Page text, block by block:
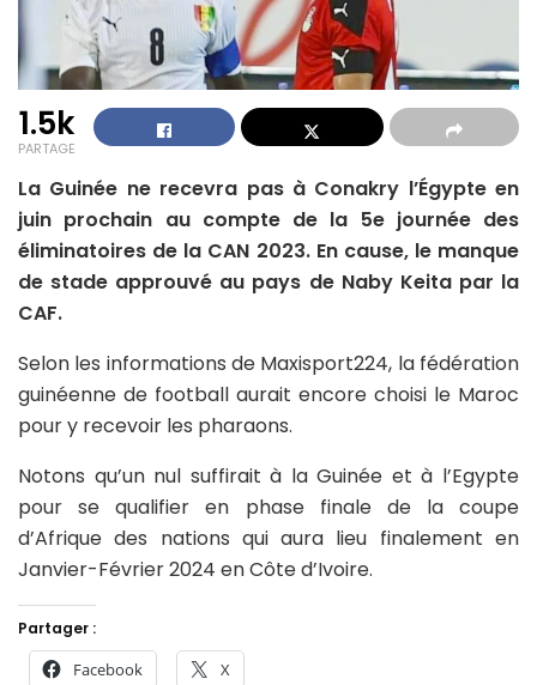
1.5k
PARTAGE
La Guinée ne recevra pas à Conakry l’Égypte en
juin prochain au compte de la 5e journée des
éliminatoires de la CAN 2023. En cause, le manque
de stade approuvé au pays de Naby Keita par la
CAF.
Selon les informations de Maxisport224, la fédération
guinéenne de football aurait encore choisi le Maroc
pour y recevoir les pharaons.
Notons qu’un nul suffirait à la Guinée et à l’Egypte
pour se qualifier en phase finale de la coupe
d’Afrique des nations qui aura lieu finalement en
Janvier-Février 2024 en Côte d’Ivoire.
Partager :
Facebook X